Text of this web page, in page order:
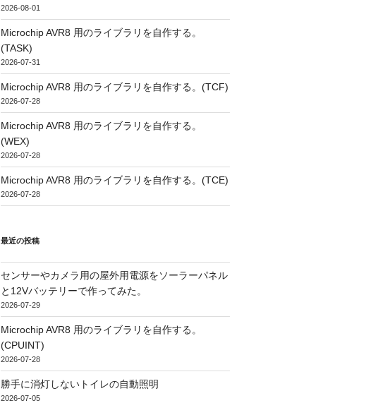
2026-08-01
Microchip AVR8 用のライブラリを自作する。
(TASK)
2026-07-31
Microchip AVR8 用のライブラリを自作する。(TCF)
2026-07-28
Microchip AVR8 用のライブラリを自作する。
(WEX)
2026-07-28
Microchip AVR8 用のライブラリを自作する。(TCE)
2026-07-28
最近の投稿
センサーやカメラ用の屋外用電源をソーラーパネル
と12Vバッテリーで作ってみた。
2026-07-29
Microchip AVR8 用のライブラリを自作する。
(CPUINT)
2026-07-28
勝手に消灯しないトイレの自動照明
2026-07-05